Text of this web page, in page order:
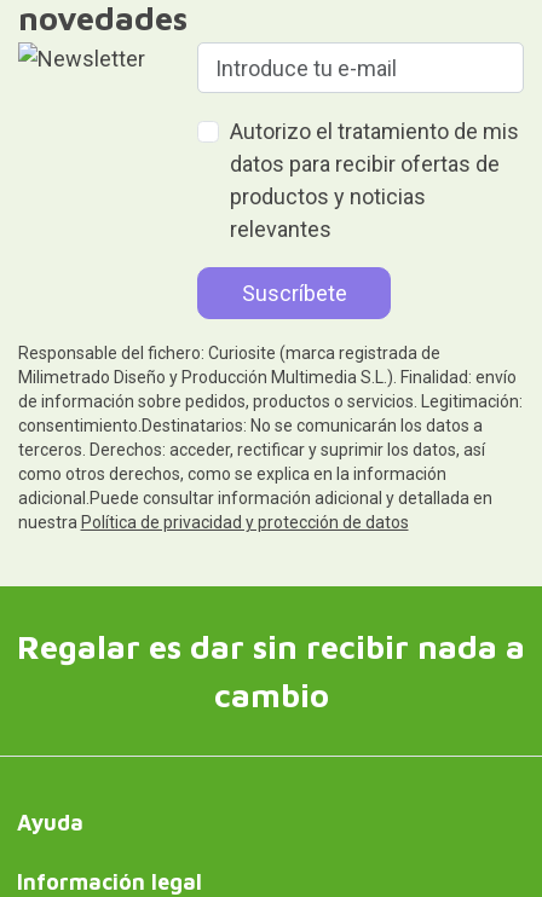
novedades
Autorizo el tratamiento de mis
datos para recibir ofertas de
productos y noticias
relevantes
Responsable del fichero: Curiosite (marca registrada de
Milimetrado Diseño y Producción Multimedia S.L.). Finalidad: envío
de información sobre pedidos, productos o servicios. Legitimación:
consentimiento.Destinatarios: No se comunicarán los datos a
terceros. Derechos: acceder, rectificar y suprimir los datos, así
como otros derechos, como se explica en la información
adicional.Puede consultar información adicional y detallada en
nuestra Política de privacidad y protección de datos
Regalar es dar sin recibir nada a
cambio
Ayuda
Información legal